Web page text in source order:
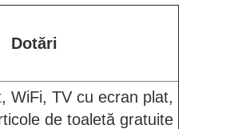
Dotări
WiFi, TV cu ecran plat,
de toaletă gratuite